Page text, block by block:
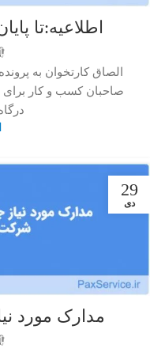
اطلاعیه:تا پایان بهمن
الصاق کارتخوان به
صاحبان کسب و کار برای
29
دی
مدارک مورد